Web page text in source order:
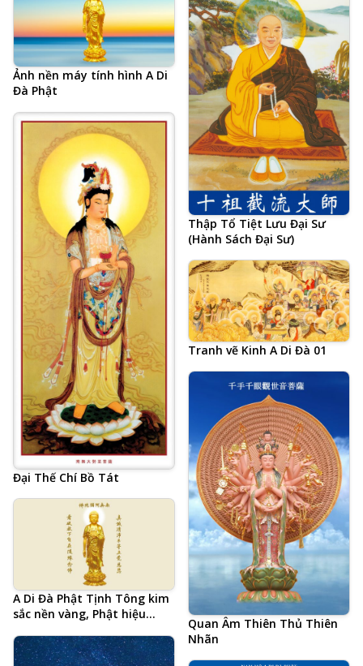
Thập Tổ Tiệt Lưu Đại Sư
(Hành Sách Đại Sư)
Ảnh nền máy tính hình A Di
Đà Phật
Đại Thế Chí Bồ Tát
Tranh vẽ Kinh A Di Đà 01
Quan Âm Thiên Thủ Thiên
Nhãn
A Di Đà Phật Tịnh Tông kim
sắc nền vàng, Phật hiệu
đắc cả đời học Phật của Hòa
Thượng Tịnh Không, hình